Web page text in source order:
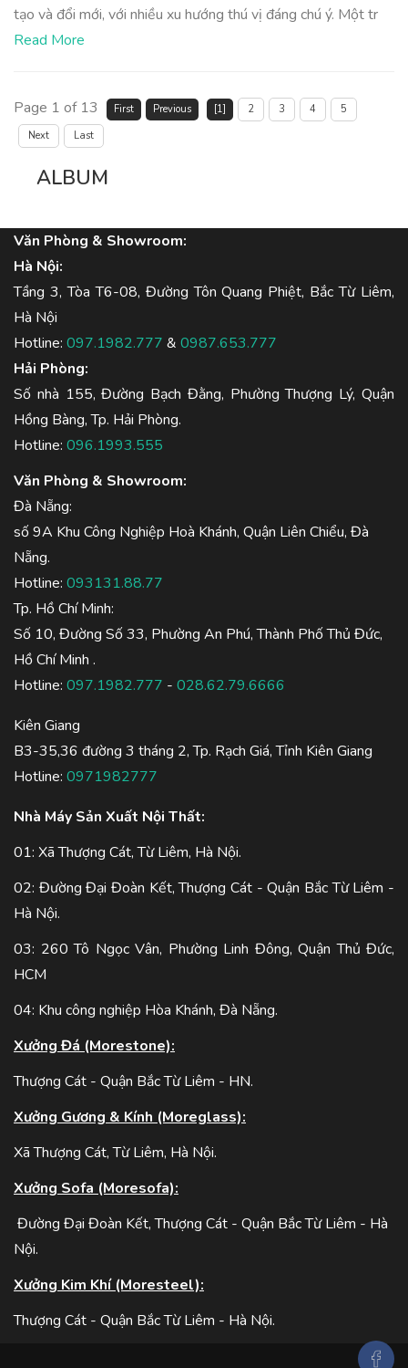
tạo và đổi mới, với nhiều xu hướng thú vị đáng chú ý. Một tr
Read More
Page 1 of 13 First Previous [1] 2 3 4
5
Next
Last
ALBUM
Văn Phòng & Showroom:
Hà Nội:
Tầng 3, Tòa T6-08, Đường Tôn Quang Phiệt, Bắc Từ Liêm,
Hà Nội
Hotline: 097.1982.777 & 0987.653.777
Hải Phòng:
Số nhà 155, Đường Bạch Đằng, Phường Thượng Lý, Quận
Hồng Bàng, Tp. Hải Phòng.
Hotline: 096.1993.555
Văn Phòng & Showroom:
Đà Nẵng:
số 9A Khu Công Nghiệp Hoà Khánh, Quận Liên Chiểu, Đà
Nẵng.
Hotline: 093131.88.77
Tp. Hồ Chí Minh:
Số 10, Đường Số 33, Phường An Phú, Thành Phố Thủ Đức,
Hồ Chí Minh .
Hotline: 097.1982.777 - 028.62.79.6666
Kiên Giang
B3-35,36 đường 3 tháng 2, Tp. Rạch Giá, Tỉnh Kiên Giang
Hotline: 0971982777
Nhà Máy Sản Xuất Nội Thất:
01: Xã Thượng Cát, Từ Liêm, Hà Nội.
02: Đường Đại Đoàn Kết, Thượng Cát - Quận Bắc Từ Liêm -
Hà Nội.
03: 260 Tô Ngọc Vân, Phường Linh Đông, Quận Thủ Đức,
HCM
04: Khu công nghiệp Hòa Khánh, Đà Nẵng.
Xưởng Đá (Morestone):
Thượng Cát - Quận Bắc Từ Liêm - HN.
Xưởng Gương & Kính (Moreglass):
Xã Thượng Cát, Từ Liêm, Hà Nội.
Xưởng Sofa (Moresofa):
Đường Đại Đoàn Kết, Thượng Cát - Quận Bắc Từ Liêm - Hà
Nội.
Xưởng Kim Khí (Moresteel):
Thượng Cát - Quận Bắc Từ Liêm - Hà Nội.